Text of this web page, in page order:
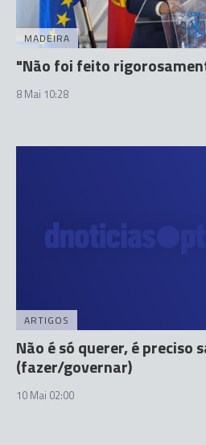
MADEIRA
"Não foi feito
8 Mai 10:28
ARTIGOS
Não é só querer, é preciso
(fazer/governar)
10 Mai 02:00